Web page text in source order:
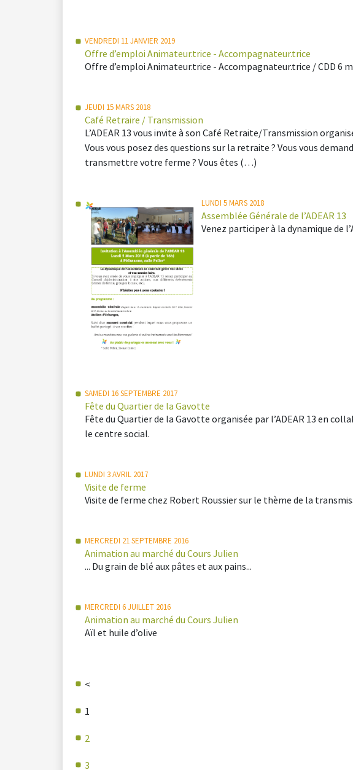
VENDREDI 11 JANVIER 2019
Offre d’emploi Animateur.trice - Accompagnateur.trice
Offre d’emploi Animateur.trice - Accompagnateur.trice / CDD 6
JEUDI 15 MARS 2018
Café Retraire / Transmission
L’ADEAR 13 vous invite à son Café Retraite/Transmission
Vous vous posez des questions sur la retraite ? Vous vous
transmettre votre ferme ? Vous êtes (…)
LUNDI 5 MARS 2018
Assemblée Générale de l’ADEAR 13
Venez participer à la dynamique de
SAMEDI 16 SEPTEMBRE 2017
Fête du Quartier de la Gavotte
Fête du Quartier de la Gavotte organisée par l’ADEAR 13 en
le centre social.
LUNDI 3 AVRIL 2017
Visite de ferme
Visite de ferme chez Robert Roussier sur le thème de la
MERCREDI 21 SEPTEMBRE 2016
Animation au marché du Cours Julien
... Du grain de blé aux pâtes et aux pains...
MERCREDI 6 JUILLET 2016
Animation au marché du Cours Julien
Aïl et huile d’olive
<
1
2
3